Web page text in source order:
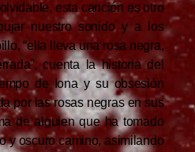
esta canción es otro
nuestro sonido y a los
“ella lleva una rosa negra,
cuenta la historia del
de Iona y su obsesión
por las rosas negras en sus
de alguien que ha tomado
y oscuro camino, asimilando